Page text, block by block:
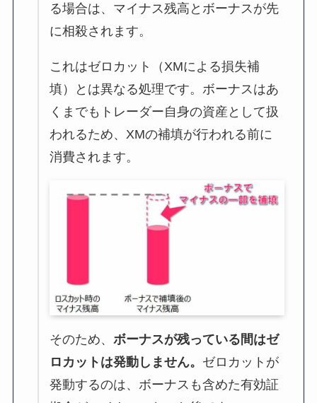
る場合は、マイナス残高とボーナスが先
に相殺されます。
これはゼロカット（XMによる損失補
填）とは異なる処理です。ボーナスはあ
くまでもトレーダー自身の資産として扱
われるため、XMの補填が行われる前に
消費されます。
そのため、 ボーナスが残っている間はゼ
ロカットは発動しません。 ゼロカットが
発動するのは、ボーナスも含めた有効証